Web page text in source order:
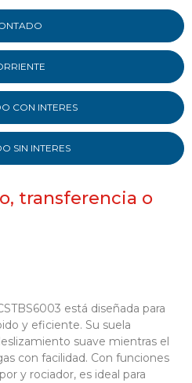
CON INTERES
SIN INTERES
transferencia o
está diseñada para
y eficiente. Su suela
suave mientras el
con facilidad. Con funciones
y rociador, es ideal para